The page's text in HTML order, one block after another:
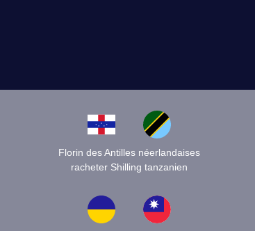
Florin des Antilles néerlandaises
racheter Shilling tanzanien